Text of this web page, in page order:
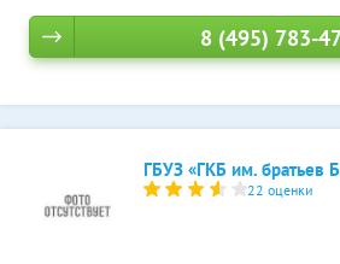
8 (495) 783-
ГБУЗ «ГКБ им. братьев
22 оценки